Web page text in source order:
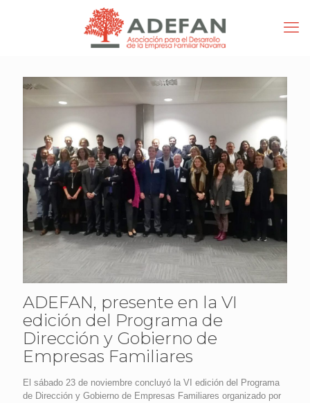
ADEFAN, presente en la VI
edición del Programa de
Dirección y Gobierno de
Empresas Familiares
El sábado 23 de noviembre concluyó la VI edición del Programa
de Dirección y Gobierno de Empresas Familiares organizado por